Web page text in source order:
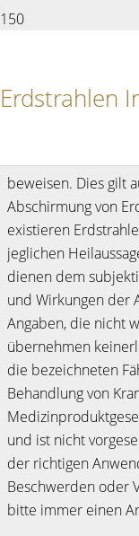
Erdstrahlen
beweisen. Dies gilt
Abschirmung von
existieren
jeglichen
dienen dem
und Wirkungen der
Angaben, die nicht
übernehmen
die bezeichneten
Behandlung von
und ist nicht
der richtigen
Beschwerden oder
bitte immer einen